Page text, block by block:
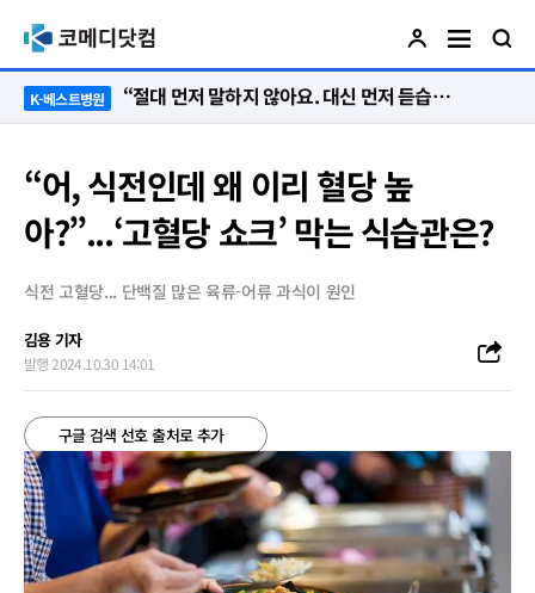
K-베스트병원 “절대 먼저 말하지 않아요. 대신 먼저 듣습니다”
“어, 식전인데 왜 이리 혈당 높
아?”...‘고혈당 쇼크’ 막는 식습관은?
식전 고혈당... 단백질 많은 육류-어류 과식이 원인
김용 기자
발행 2024.10.30 14:01
구글 검색 선호 출처로 추가